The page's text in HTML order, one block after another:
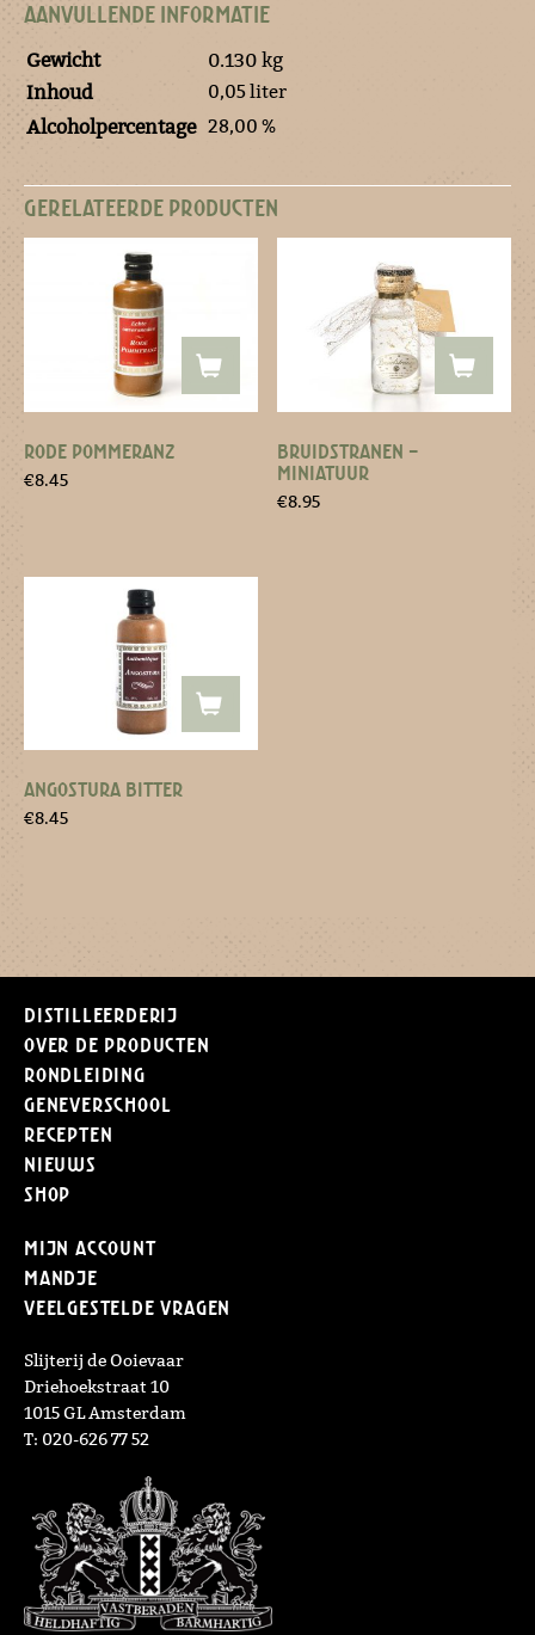
AANVULLENDE INFORMATIE
Gewicht
0.130 kg
Inhoud
0,05 liter
Alcoholpercentage 28,00 %
GERELATEERDE PRODUCTEN
RODE POMMERANZ
€8.45
BRUIDSTRANEN –
MINIATUUR
€8.95
ANGOSTURA BITTER
€8.45
Distilleerderij
Over de producten
Rondleiding
Geneverschool
Recepten
Nieuws
Shop
Mijn Account
Mandje
Veelgestelde vragen
Slijterij de Ooievaar
Driehoekstraat 10
1015 GL Amsterdam
T: 020-626 77 52